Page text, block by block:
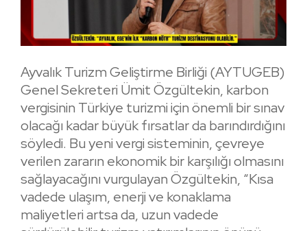
Ayvalık Turizm Geliştirme Birliği (AYTUGEB)
Genel Sekreteri Ümit Özgültekin, karbon
vergisinin Türkiye turizmi için önemli bir sınav
olacağı kadar büyük fırsatlar da barındırdığını
söyledi. Bu yeni vergi sisteminin, çevreye
verilen zararın ekonomik bir karşılığı olmasını
sağlayacağını vurgulayan Özgültekin, “Kısa
vadede ulaşım, enerji ve konaklama
maliyetleri artsa da, uzun vadede